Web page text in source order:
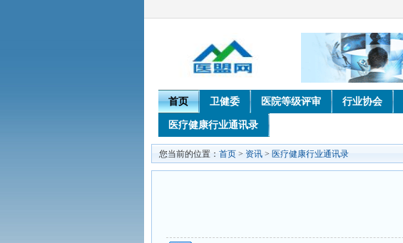
首页 卫健委 医院等级评审 行业协会
医疗健康行业通讯录
您当前的位置： 首页 > 资讯 > 医疗健康行业通讯录